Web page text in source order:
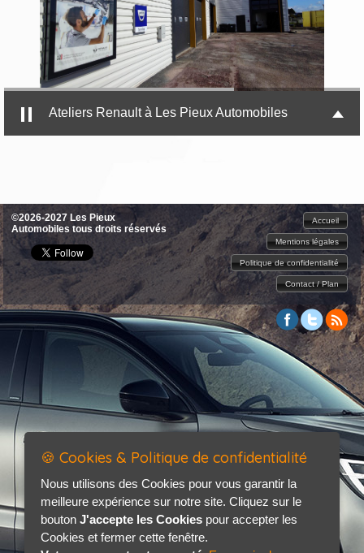
Ateliers Renault à Les Pieux Automobiles
©2026-2027 Les Pieux
Automobiles tous droits réservés
Accueil
Mentions légales
Politique de confidentialité
Contact / Plan
🍪 Cookies & Politique de confidentialité
Nous utilisons des Cookies pour vous garantir la
meilleure expérience sur notre site. Cliquez sur le
bouton J'accepte les Cookies pour accepter les
Cookies et fermer cette fenêtre.